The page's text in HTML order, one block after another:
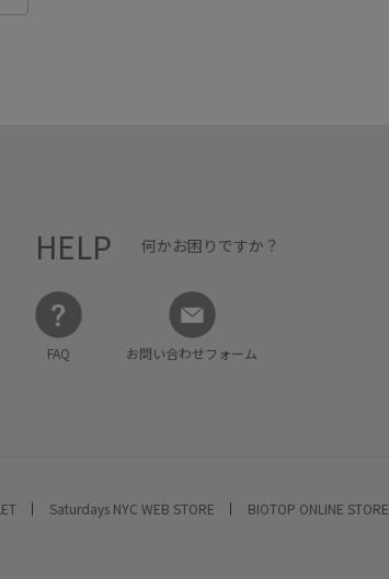
HELP 何かお困りですか？
FAQ お問い合わせフォーム
Saturdays NYC WEB STORE
BIOTOP ONLINE STORE